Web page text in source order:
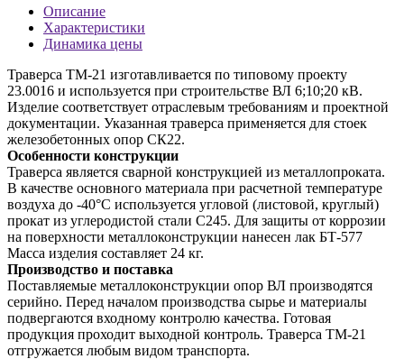
Описание
Характеристики
Динамика цены
Траверса ТМ-21 изготавливается по типовому проекту
23.0016 и используется при строительстве ВЛ 6;10;20 кВ.
Изделие соответствует отраслевым требованиям и проектной
документации. Указанная траверса применяется для стоек
железобетонных опор СК22.
Особенности конструкции
Траверса является сварной конструкцией из металлопроката.
В качестве основного материала при расчетной температуре
воздуха до -40°С используется угловой (листовой, круглый)
прокат из углеродистой стали С245. Для защиты от коррозии
на поверхности металлоконструкции нанесен лак БТ-577
Масса изделия составляет 24 кг.
Производство и поставка
Поставляемые металлоконструкции опор ВЛ производятся
серийно. Перед началом производства сырье и материалы
подвергаются входному контролю качества. Готовая
продукция проходит выходной контроль. Траверса ТМ-21
отгружается любым видом транспорта.